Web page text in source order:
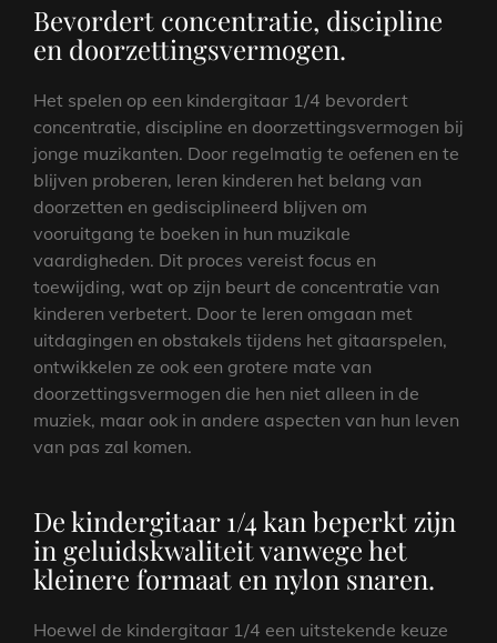
Bevordert concentratie, discipline
en doorzettingsvermogen.
Het spelen op een kindergitaar 1/4 bevordert
concentratie, discipline en doorzettingsvermogen bij
jonge muzikanten. Door regelmatig te oefenen en te
blijven proberen, leren kinderen het belang van
doorzetten en gedisciplineerd blijven om
vooruitgang te boeken in hun muzikale
vaardigheden. Dit proces vereist focus en
toewijding, wat op zijn beurt de concentratie van
kinderen verbetert. Door te leren omgaan met
uitdagingen en obstakels tijdens het gitaarspelen,
ontwikkelen ze ook een grotere mate van
doorzettingsvermogen die hen niet alleen in de
muziek, maar ook in andere aspecten van hun leven
van pas zal komen.
De kindergitaar 1/4 kan beperkt zijn
in geluidskwaliteit vanwege het
kleinere formaat en nylon snaren.
Hoewel de kindergitaar 1/4 een uitstekende keuze